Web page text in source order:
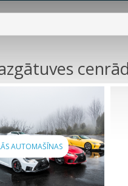
AUTOMAŠĪNAS